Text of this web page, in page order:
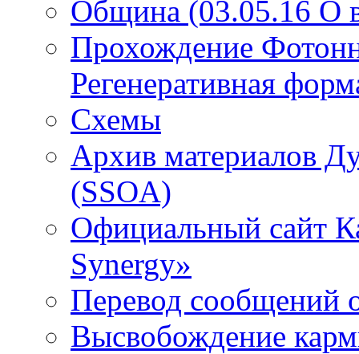
Община (03.05.16 О
Прохождение
Регенеративная
Схемы
Архив материалов
(SSOA)
Официальный сайт
Synergy»
Перевод сообщений
Высвобождение